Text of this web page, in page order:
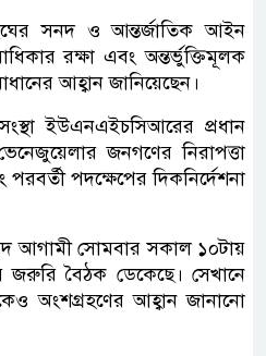
সনদ ও আন্তর্জাতিক আইন
রক্ষা এবং অন্তর্ভুক্তিমূলক
আহ্বান জানিয়েছেন।
ইউএনএইচসিআরের প্রধান
জনগণের নিরাপত্তা
পদক্ষেপের দিকনির্দেশনা
আগামী সোমবার সকাল ১০টায়
জরুরি বৈঠক ডেকেছে। সেখানে
অংশগ্রহণের আহ্বান জানানো